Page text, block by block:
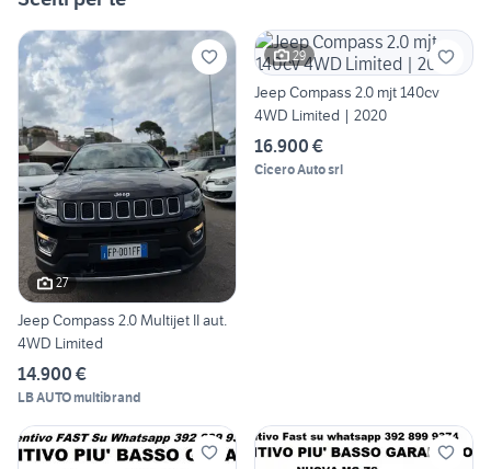
27
Jeep Compass 2.0 Multijet II aut.
4WD Limited
14.900 €
LB AUTO multibrand
29
Jeep Compass 2.0 mjt 140cv
4WD Limited | 2020
16.900 €
Cicero Auto srl